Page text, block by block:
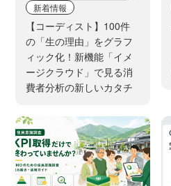
新着情報
【コーディスト】100件
の「生の理由」をグラフ
ィック化！新機能「イメ
ージクラウド」で見る消
費者分析の新しいカタチ